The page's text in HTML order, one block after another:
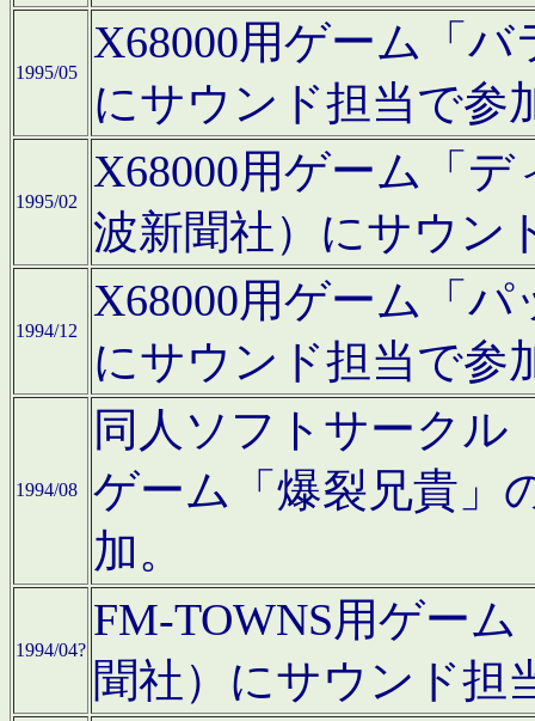
1995/05
X68000用ゲーム「
にサウンド担当で参
1995/02
X68000用ゲーム「
波新聞社）にサウン
1994/12
X68000用ゲーム「
にサウンド担当で参
1994/08
同人ソフトサークル
ゲーム「爆裂兄貴」
加。
1994/04?
FM-TOWNS用ゲー
聞社）にサウンド担